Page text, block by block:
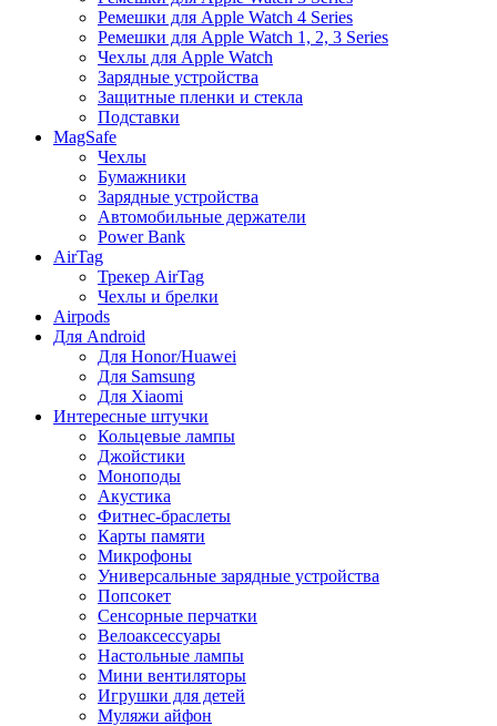
Ремешки для Apple Watch 4 Series
Ремешки для Apple Watch 1, 2, 3 Series
Чехлы для Apple Watch
Зарядные устройства
Защитные пленки и стекла
Подставки
MagSafe
Чехлы
Бумажники
Зарядные устройства
Автомобильные держатели
Power Bank
AirTag
Трекер AirTag
Чехлы и брелки
Airpods
Для Android
Для Honor/Huawei
Для Samsung
Для Xiaomi
Интересные штучки
Кольцевые лампы
Джойстики
Моноподы
Акустика
Фитнес-браслеты
Карты памяти
Микрофоны
Универсальные зарядные устройства
Попсокет
Сенсорные перчатки
Велоаксессуары
Настольные лампы
Мини вентиляторы
Игрушки для детей
Муляжи айфон